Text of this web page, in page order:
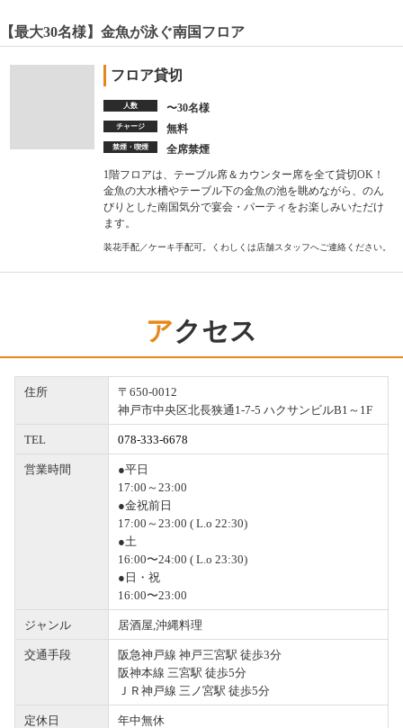
【最大30名様】金魚が泳ぐ南国フロア
フロア貸切
人数 〜30名様
チャージ 無料
禁煙・喫煙
全席禁煙
1階フロアは、テーブル席＆カウンター席を全て貸切OK！
金魚の大水槽やテーブル下の金魚の池を眺めながら、のん
びりとした南国気分で宴会・パーティをお楽しみいただけ
ます。
装花手配／ケーキ手配可。くわしくは店舗スタッフへご連絡ください。
アクセス
住所
〒650-0012
神戸市中央区北長狭通1-7-5 ハクサンビルB1～1F
TEL 078-333-6678
営業時間
●平日
17:00～23:00
●金祝前日
17:00～23:00 ( L.o 22:30)
●土
16:00〜24:00 ( L.o 23:30)
●日・祝
16:00〜23:00
ジャンル 居酒屋,沖縄料理
交通手段
阪急神戸線 神戸三宮駅 徒歩3分
阪神本線 三宮駅 徒歩5分
ＪＲ神戸線 三ノ宮駅 徒歩5分
定休日 年中無休